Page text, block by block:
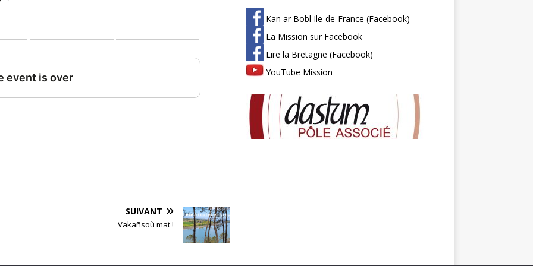
SUIVANT
Vakañsoù mat !
Kan ar Bobl Ile-de-France (Facebook)
La Mission sur Facebook
Lire la Bretagne (Facebook)
YouTube Mission